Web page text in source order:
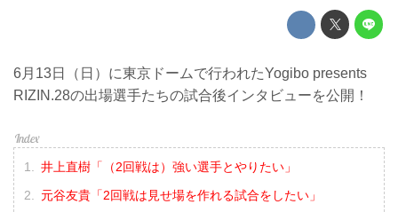
6月13日（日）に東京ドームで行われたYogibo presents
RIZIN.28の出場選手たちの試合後インタビューを公開！
井上直樹「（2回戦は）強い選手とやりたい」
元谷友貴「2回戦は見せ場を作れる試合をしたい」